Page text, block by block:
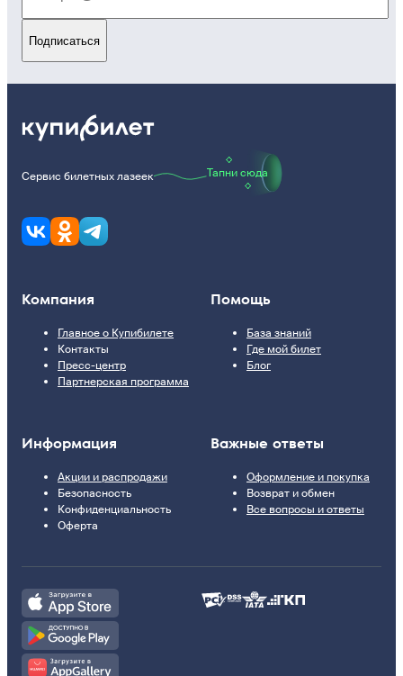
Подписаться
Сервис билетных лазеек Тапни сюда
Компания
Главное о Купибилете
Контакты
Пресс-центр
Партнерская программа
Помощь
База знаний
Где мой билет
Блог
Информация
Акции и распродажи
Безопасность
Конфиденциальность
Оферта
Важные ответы
Оформление и покупка
Возврат и обмен
Все вопросы и ответы